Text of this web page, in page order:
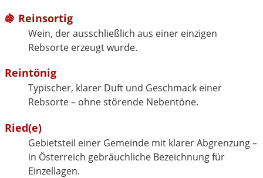
🍇 Reinsortig
Wein, der ausschließlich aus einer einzigen
Rebsorte erzeugt wurde.
Reintönig
Typischer, klarer Duft und Geschmack einer
Rebsorte – ohne störende Nebentöne.
Ried(e)
Gebietsteil einer Gemeinde mit klarer Abgrenzung –
in Österreich gebräuchliche Bezeichnung für
Einzellagen.